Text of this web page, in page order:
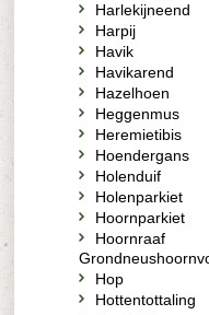
Harlekijneend
Harpij
Havik
Havikarend
Hazelhoen
Heggenmus
Heremietibis
Hoendergans
Holenduif
Holenparkiet
Hoornparkiet
Hoornraaf
Hop
Hottentottaling